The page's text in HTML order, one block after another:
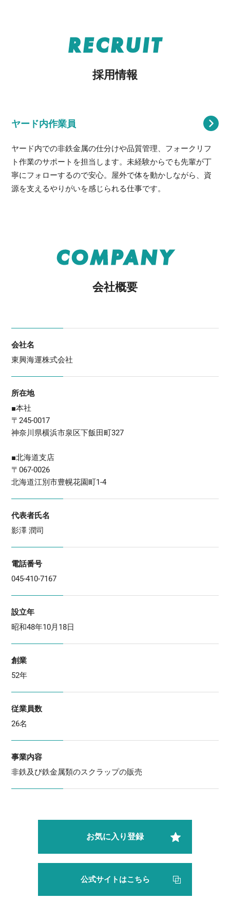
RECRUIT
採用情報
ヤード内作業員
ヤード内での非鉄金属の仕分けや品質管理、フォークリフ
ト作業のサポートを担当します。未経験からでも先輩が丁
寧にフォローするので安心。屋外で体を動かしながら、資
源を支えるやりがいを感じられる仕事です。
COMPANY
会社概要
会社名
東興海運株式会社
所在地
■本社
〒245-0017
神奈川県横浜市泉区下飯田町327
■北海道支店
〒067-0026
北海道江別市豊幌花園町1-4
代表者氏名
影澤 潤司
電話番号
045-410-7167
設立年
昭和48年10月18日
創業
52年
従業員数
26名
事業内容
非鉄及び鉄金属類のスクラップの販売
お気に入り登録
公式サイトはこちら